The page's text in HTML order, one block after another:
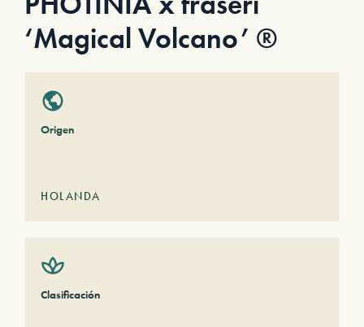
‘Magical Volcano’ ®
Origen
HOLANDA
Clasificación